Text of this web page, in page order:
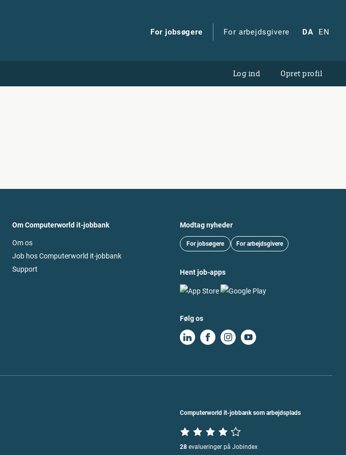
For jobsøgere For arbejdsgivere DA EN
Log ind Opret profil
Om Computerworld it-jobbank
Om os
Job hos Computerworld it-jobbank
Support
Modtag nyheder
For jobsøgere For arbejdsgivere
Hent job-apps
Følg os
Computerworld it-jobbank som arbejdsplads
28 evalueringer på Jobindex